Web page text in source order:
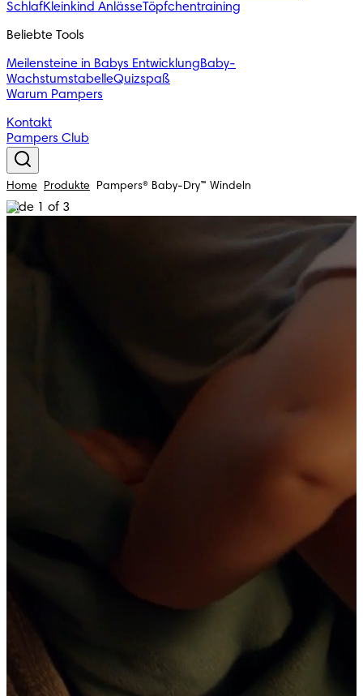
SchlafKleinkind AnlässeTöpfchentraining
Beliebte Tools
Meilensteine in Babys EntwicklungBaby-
WachstumstabelleQuizspaß
Warum Pampers
Kontakt
Pampers Club
Home Produkte Pampers® Baby-Dry™ Windeln
Slide 1 of 3